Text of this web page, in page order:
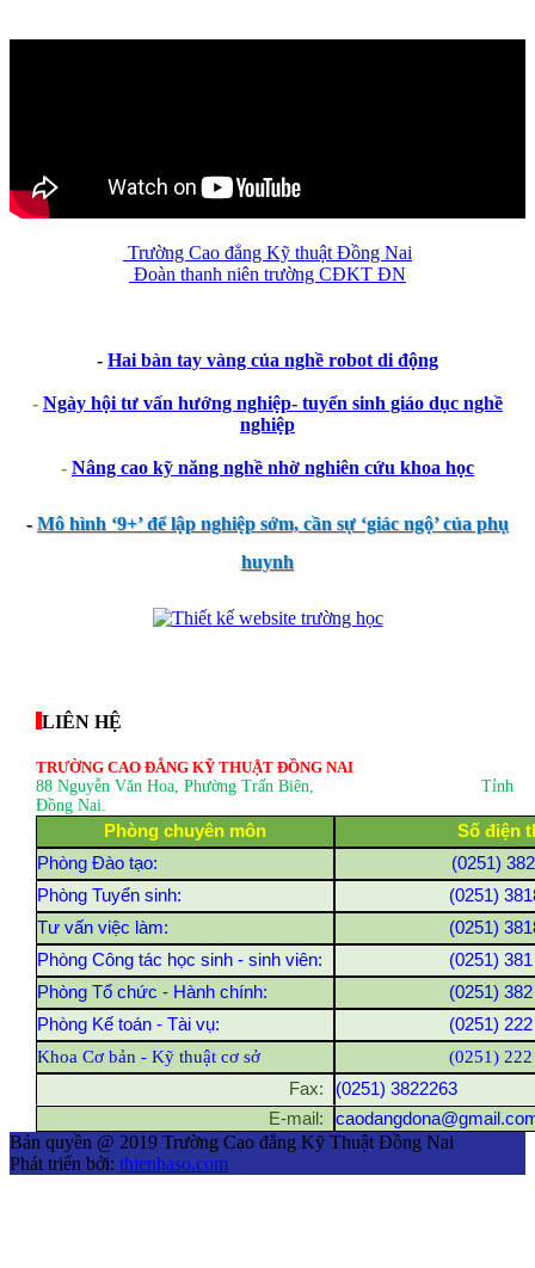
Trường Cao đẳng Kỹ thuật Đồng Nai
Đoàn thanh niên trường CĐKT ĐN
- Hai bàn tay vàng của nghề robot di động
- Ngày hội tư vấn hướng nghiệp- tuyển sinh giáo dục nghề
nghiệp
- Nâng cao kỹ năng nghề nhờ nghiên cứu khoa học
-Mô hình ‘9+’ để lập nghiệp sớm, cần sự ‘giác ngộ’ của phụ
huynh
LIÊN HỆ
TRƯỜNG CAO ĐẲNG KỸ THUẬT ĐỒNG NAI
88 Nguyễn Văn Hoa, Phường Trấn Biên, Tỉnh
Đồng Nai.
Phòng chuyên môn
Số điện
Phòng Đào tạo:
(0251)
Phòng Tuyển sinh:
(0251)
Tư vấn việc làm:
(0251)
Phòng Công tác học sinh - sinh viên:
(0251)
Phòng Tổ chức - Hành chính:
(0251)
Phòng Kế toán - Tài vụ:
(0251)
Khoa Cơ bản - Kỹ thuật cơ sở
(0251)
Fax:
(0251) 3822263
E-mail:
Bản quyền @ 2019 Trường Cao đẳng Kỹ Thuật Đồng Nai
Phát triển bởi: thienhaso.com